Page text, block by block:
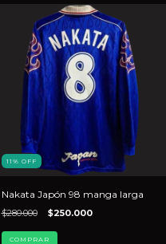
11 % OFF
Nakata Japón 98 manga larga
$280.000 $250.000
COMPRAR